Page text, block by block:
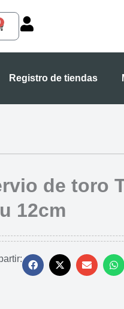
Registro de tiendas
de toro
12cm